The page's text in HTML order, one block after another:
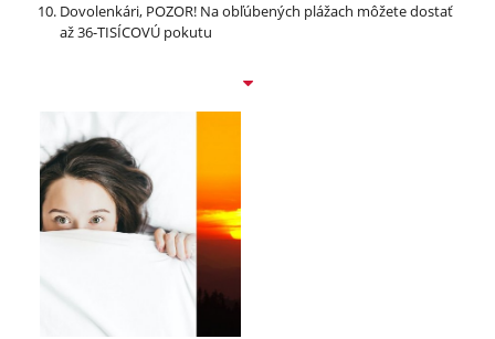
Dovolenkári, POZOR! Na obľúbených plážach môžete dostať
až 36-TISÍCOVÚ pokutu